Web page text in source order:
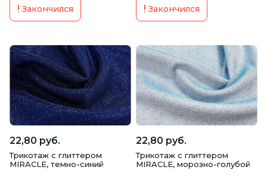
Закончился Закончился
22,80 руб.
Трикотаж с глиттером
MIRACLE, темно-синий
22,80 руб.
Трикотаж с глиттером
MIRACLE, морозно-голубой